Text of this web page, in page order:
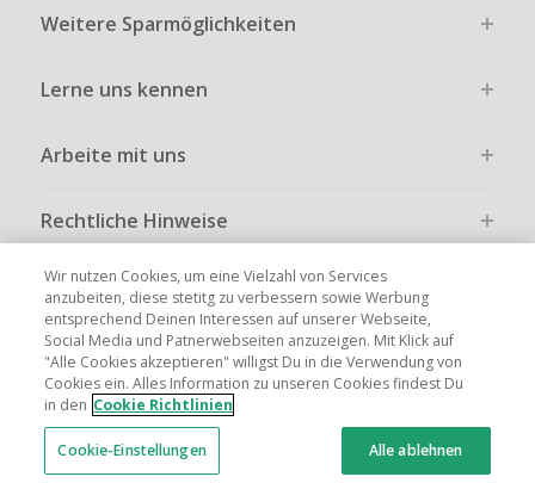
Weitere Sparmöglichkeiten
Lerne uns kennen
Arbeite mit uns
Rechtliche Hinweise
Globale Websites UK US CN JP FR AU IT
Wir nutzen Cookies, um eine Vielzahl von Services
anzubeiten, diese stetitg zu verbessern sowie Werbung
entsprechend Deinen Interessen auf unserer Webseite,
Social Media und Patnerwebseiten anzuzeigen. Mit Klick auf
"Alle Cookies akzeptieren" willigst Du in die Verwendung von
Cookies ein. Alles Information zu unseren Cookies findest Du
in den Cookie Richtlinien
Cookie-Einstellungen Alle ablehnen